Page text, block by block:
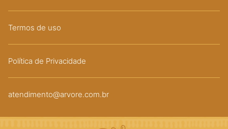
Termos de uso
Política de Privacidade
atendimento@arvore.com.br